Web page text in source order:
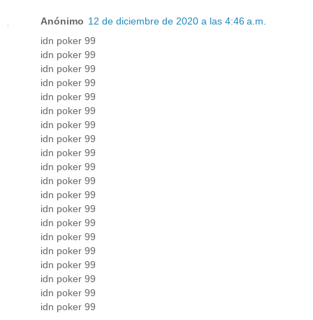
Anónimo 12 de diciembre de 2020 a las 4:46 a.m.
idn poker 99
idn poker 99
idn poker 99
idn poker 99
idn poker 99
idn poker 99
idn poker 99
idn poker 99
idn poker 99
idn poker 99
idn poker 99
idn poker 99
idn poker 99
idn poker 99
idn poker 99
idn poker 99
idn poker 99
idn poker 99
idn poker 99
idn poker 99